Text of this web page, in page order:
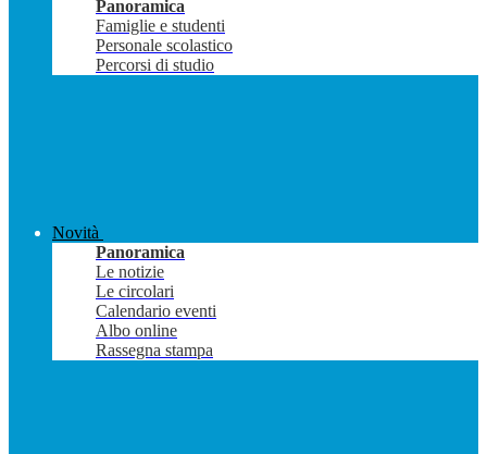
Panoramica
Famiglie e studenti
Personale scolastico
Percorsi di studio
Novità
Panoramica
Le notizie
Le circolari
Calendario eventi
Albo online
Rassegna stampa